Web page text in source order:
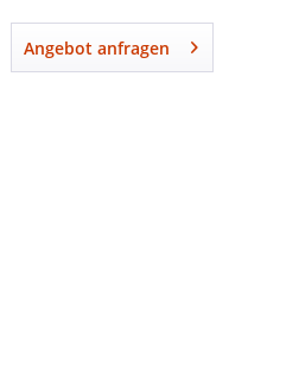
Angebot anfragen